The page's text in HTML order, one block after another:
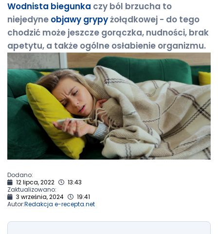
Wodnista biegunka czy ból brzucha to
niejedyne objawy grypyżołądkowej - do tego
chodzić może jeszcze gorączka, nudności, brak
apetytu, a także ogólne osłabienie organizmu.
Dodano:
12 lipca, 2022
13:43
Zaktualizowano:
3 września, 2024
19:41
Autor:Redakcja e-recepta.net